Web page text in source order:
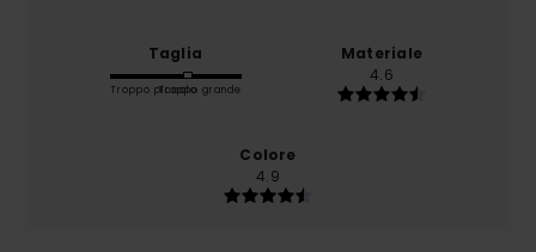
Taglia
Troppo piccoloTroppo grande
Materiale
4.6
Colore
4.9